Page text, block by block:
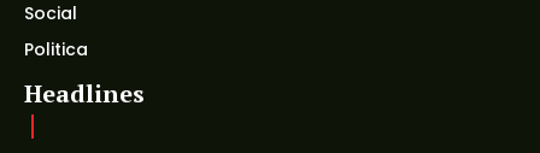
Social
Politica
Headlines